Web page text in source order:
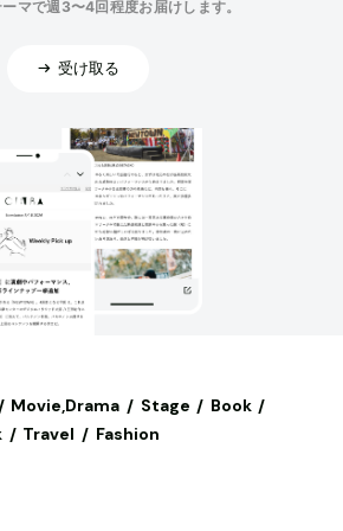
マで週3〜4回程度お届けします。
受け取る
Movie,Drama Stage
Book
Travel Fashion